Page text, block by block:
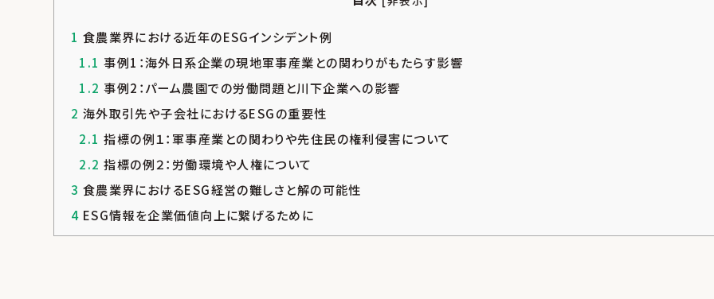
1 食農業界における近年のESGインシデント例
1.1 事例1：海外日系企業の現地軍事産業との関わりがもたらす影響
1.2 事例2：パーム農園での労働問題と川下企業への影響
2 海外取引先や子会社におけるESGの重要性
2.1 指標の例１：軍事産業との関わりや先住民の権利侵害について
2.2 指標の例２：労働環境や人権について
3 食農業界におけるESG経営の難しさと解の可能性
4 ESG情報を企業価値向上に繋げるために